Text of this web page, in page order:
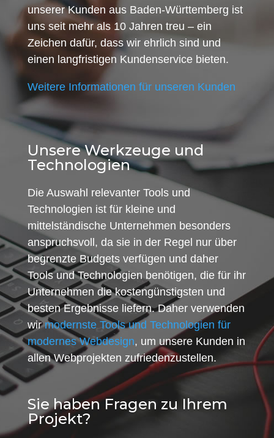
unserer Kunden aus Baden-Württemberg ist
uns seit mehr als 10 Jahren treu – ein
Zeichen dafür, dass wir ehrlich sind und
einen langfristigen Kundenservice bieten.
Weitere Informationen für unseren Kunden
Unsere Werkzeuge und
Technologien
Die Auswahl relevanter Tools und
Technologien ist für kleine und
mittelständische Unternehmen besonders
anspruchsvoll, da sie in der Regel nur über
begrenzte Budgets verfügen und daher
Tools und Technologien benötigen, die für ihr
Unternehmen die kostengünstigsten und
besten Ergebnisse liefern. Daher verwenden
wirmodernste Tools und Technologien für
modernes Webdesign, um unsere Kunden in
allen Webprojekten zufriedenzustellen.
Sie haben Fragen zu Ihrem
Projekt?